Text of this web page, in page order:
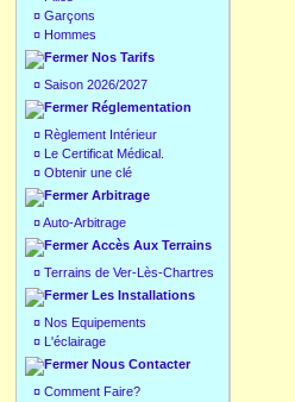
¤ Garçons
¤ Hommes
Nos Tarifs
¤ Saison 2026/2027
Réglementation
¤ Règlement Intérieur
¤ Le Certificat Médical.
¤ Obtenir une clé
Arbitrage
¤Auto-Arbitrage
Accès Aux Terrains
¤ Terrains de Ver-Lès-Chartres
Les Installations
¤ Nos Equipements
¤ L'éclairage
Nous Contacter
¤ Comment Faire?